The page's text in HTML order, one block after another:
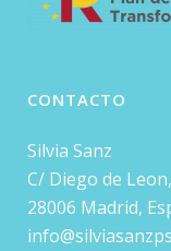
CONTACTO
Silvia Sanz
C/ Diego de
28006 Madrid,